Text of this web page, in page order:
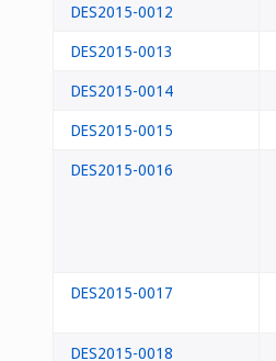
DES2015-0012
DES2015-0013
DES2015-0014
DES2015-0015
DES2015-0016
DES2015-0017
DES2015-0018